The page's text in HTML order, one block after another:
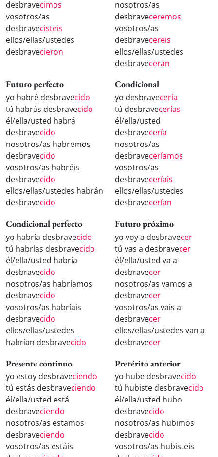
desbravecimos
vosotros/as
desbravecisteis
ellos/ellas/ustedes
desbravecieron
nosotros/as
desbraveceremos
vosotros/as
desbraveceréis
ellos/ellas/ustedes
desbravecerán
Futuro perfecto
yo habré desbravecido
tú habrás desbravecido
él/ella/usted habrá
desbravecido
nosotros/as habremos
desbravecido
vosotros/as habréis
desbravecido
ellos/ellas/ustedes habrán
desbravecido
Condicional
yo desbravecería
tú desbravecerías
él/ella/usted
desbravecería
nosotros/as
desbraveceríamos
vosotros/as
desbraveceríais
ellos/ellas/ustedes
desbravecerían
Condicional perfecto
yo habría desbravecido
tú habrías desbravecido
él/ella/usted habría
desbravecido
nosotros/as habríamos
desbravecido
vosotros/as habríais
desbravecido
ellos/ellas/ustedes
habrían desbravecido
Futuro próximo
yo voy a desbravecer
tú vas a desbravecer
él/ella/usted va a
desbravecer
nosotros/as vamos a
desbravecer
vosotros/as vais a
desbravecer
ellos/ellas/ustedes van a
desbravecer
Presente continuo
yo estoy desbraveciendo
tú estás desbraveciendo
él/ella/usted está
desbraveciendo
nosotros/as estamos
desbraveciendo
vosotros/as estáis
Pretérito anterior
yo hube desbravecido
tú hubiste desbravecido
él/ella/usted hubo
desbravecido
nosotros/as hubimos
desbravecido
vosotros/as hubisteis